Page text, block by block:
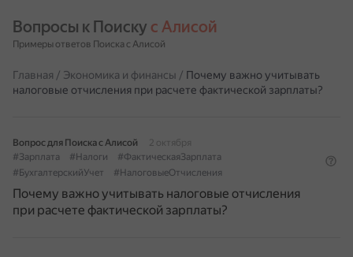
Вопросы к Поиску с Алисой
Примеры ответов Поиска с Алисой
Главная / Экономика и финансы / Почему важно учитывать
налоговые отчисления при расчете фактической зарплаты?
Вопрос для Поиска с Алисой
2 октября
#Зарплата
#Налоги
#ФактическаяЗарплата
#БухгалтерскийУчет
#НалоговыеОтчисления
Почему важно учитывать налоговые отчисления
при расчете фактической зарплаты?